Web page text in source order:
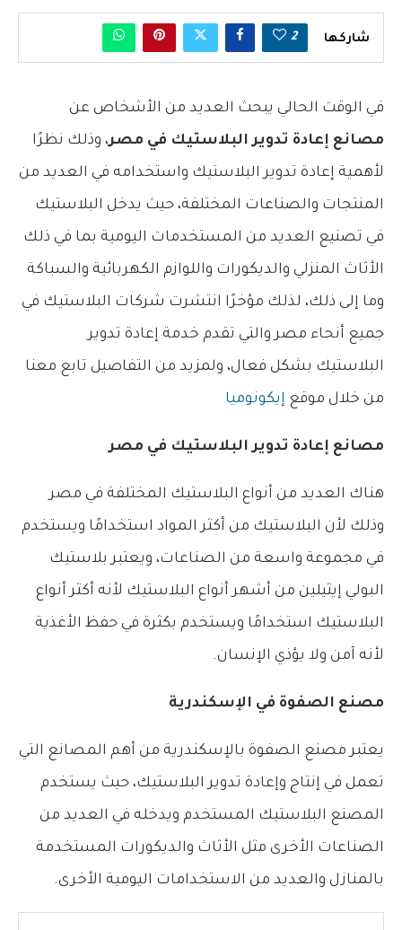
شاركها 2
في الوقت الحالي يبحث العديد من الأشخاص عن
مصانع إعادة تدوير البلاستيك في مصر، وذلك نظرًا
لأهمية إعادة تدوير البلاستيك واستخدامه في العديد من
المنتجات والصناعات المختلفة، حيث يدخل البلاستيك
في تصنيع العديد من المستخدمات اليومية بما في ذلك
الأثاث المنزلي والديكورات واللوازم الكهربائية والسباكة
وما إلى ذلك، لذلك مؤخرًا انتشرت شركات البلاستيك في
جميع أنحاء مصر والتي تقدم خدمة إعادة تدوير
البلاستيك بشكل فعال، ولمزيد من التفاصيل تابع معنا
من خلال موقع إيكونوميا
مصانع إعادة تدوير البلاستيك في مصر
هناك العديد من أنواع البلاستيك المختلفة في مصر
وذلك لأن البلاستيك من أكثر المواد استخدامًا ويستخدم
في مجموعة واسعة من الصناعات، ويعتبر بلاستيك
البولي إيثيلين من أشهر أنواع البلاستيك لأنه أكثر أنواع
البلاستيك استخدامًا ويستخدم بكثرة في حفظ الأغذية
لأنه آمن ولا يؤذي الإنسان.
مصنع الصفوة في الإسكندرية
يعتبر مصنع الصفوة بالإسكندرية من أهم المصانع التي
تعمل في إنتاج وإعادة تدوير البلاستيك، حيث يستخدم
المصنع البلاستيك المستخدم ويدخله في العديد من
الصناعات الأخرى مثل الأثاث والديكورات المستخدمة
بالمنازل والعديد من الاستخدامات اليومية الأخرى.